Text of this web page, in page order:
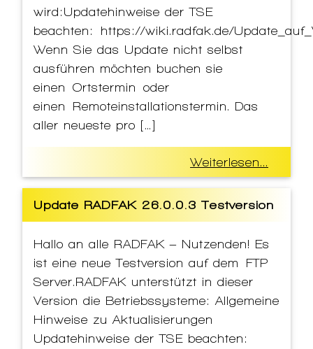
wird:Updatehinweise der TSE
beachten: https://wiki.radfak.de/
Wenn Sie das Update nicht selbst
ausführen möchten buchen sie
einen Ortstermin oder
einen Remoteinstallationstermin. Das
aller neueste pro […]
Weiterlesen...
Update RADFAK 26.0.0.3 Testversion
Hallo an alle RADFAK – Nutzenden! Es
ist eine neue Testversion auf dem FTP
Server.RADFAK unterstützt in dieser
Version die Betriebssysteme: Allgemeine
Hinweise zu Aktualisierungen
Updatehinweise der TSE beachten: